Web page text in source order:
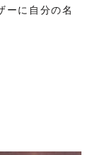
ーに自分の名